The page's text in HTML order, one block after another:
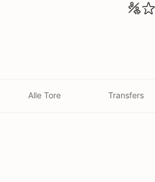
Alle Tore Transfers